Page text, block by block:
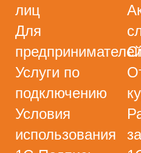
лиц
Для
Услуги по
подключению
Условия
использования